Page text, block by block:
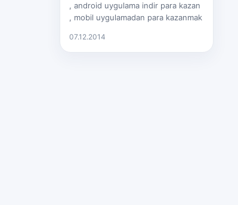
, android uygulama indir para kazan
, mobil uygulamadan para kazanmak
07.12.2014